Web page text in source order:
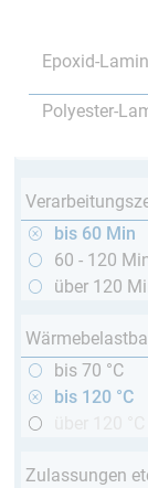
Epoxid-
Polyester-
bis 60 Min
60 - 120
über 120
bis 70 °C
bis 120 °C
Zulassungen